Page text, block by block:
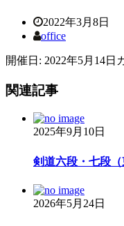
2022年3月8日
office
開催日: 2022年5月14日
関連記事
2025年9月10日
剣道六段・七段
2026年5月24日